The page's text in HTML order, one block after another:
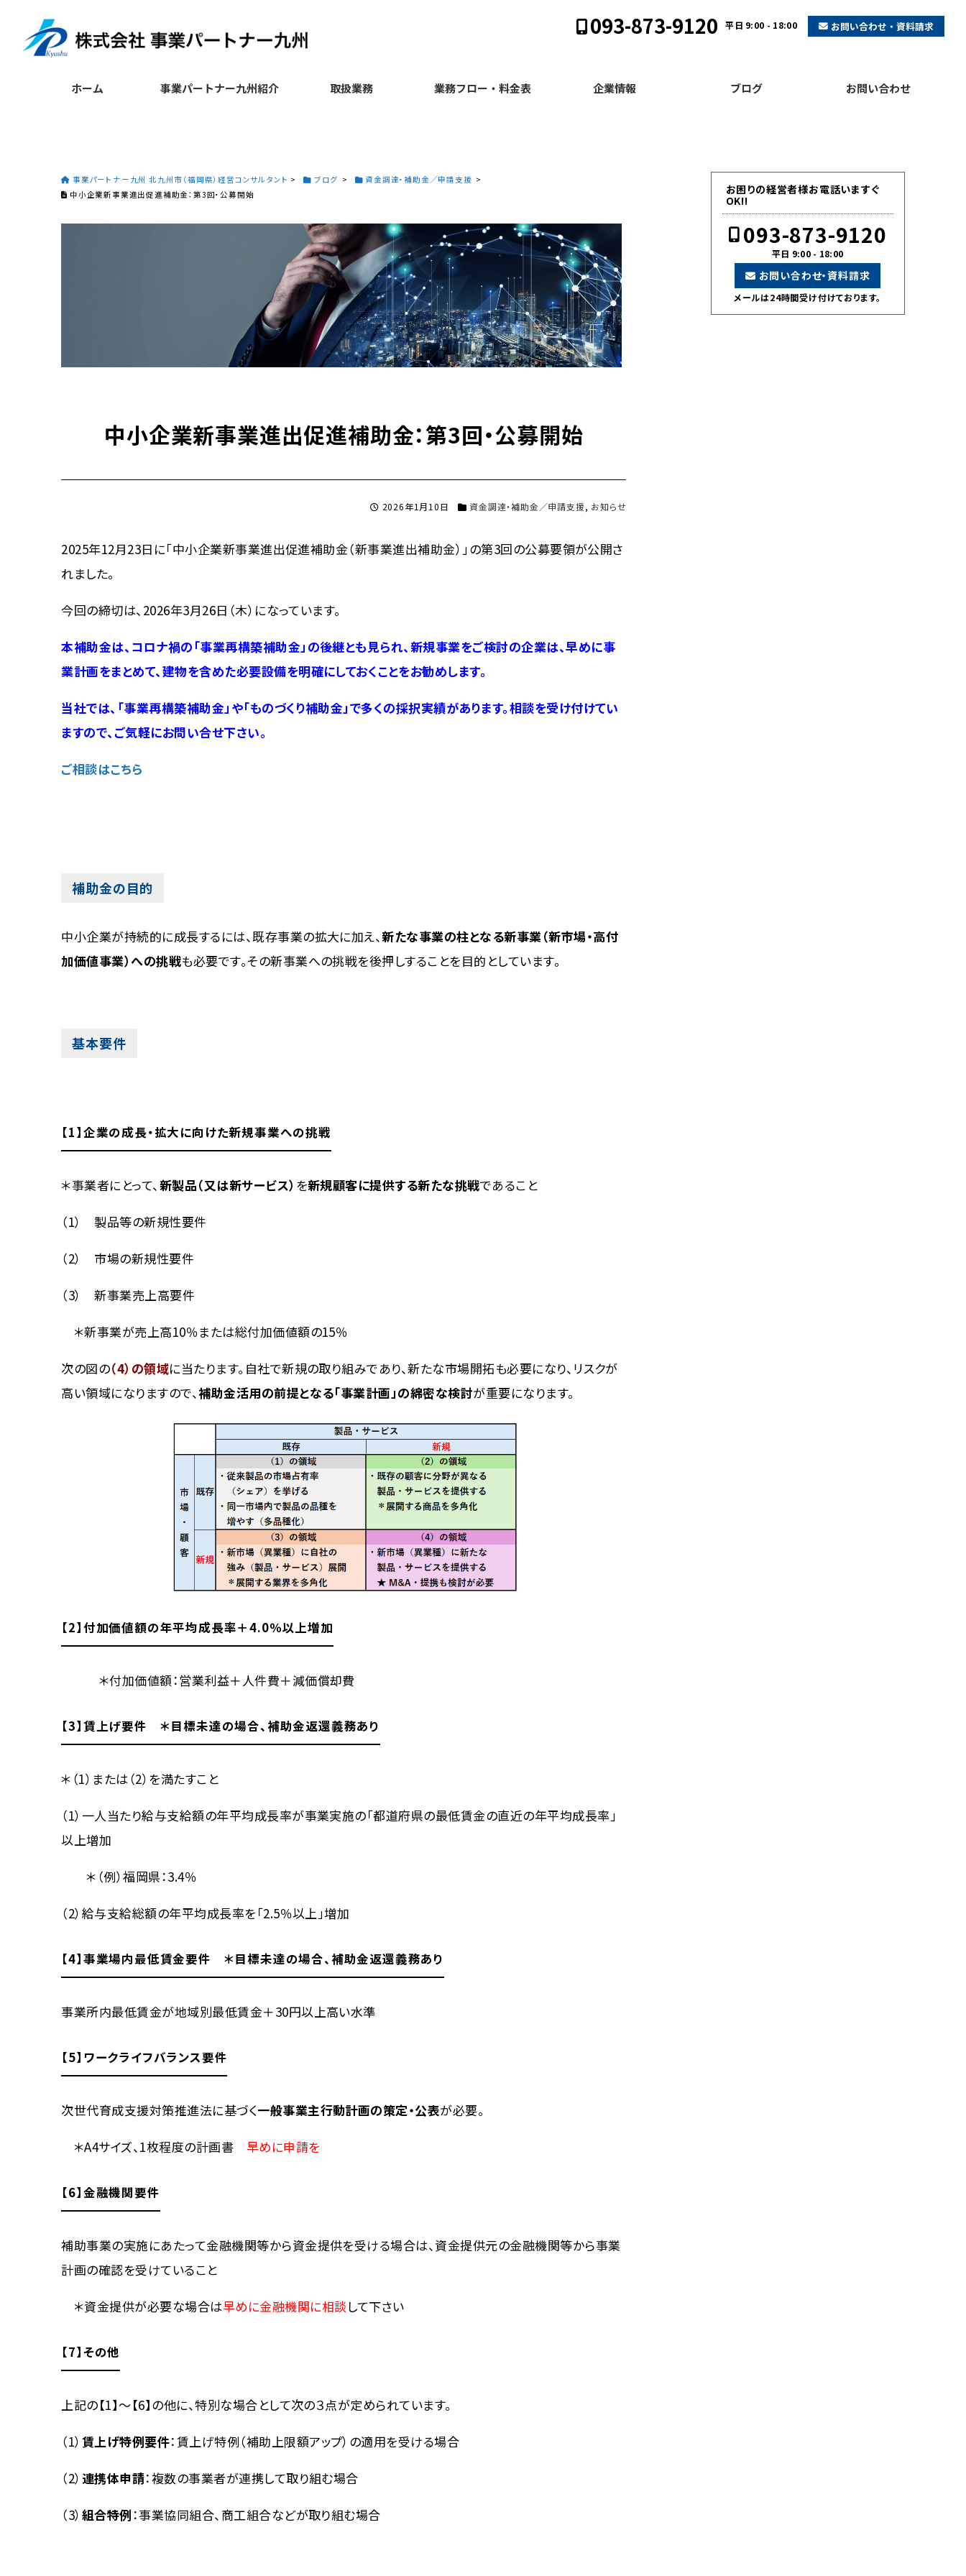
093-873-9120 平日 9:00 - 18:00 お問い合わせ・資料請求
ホーム 事業パートナー九州紹介 取扱業務 業務フロー・料金表 企業情報 ブログ お問い合わせ
事業パートナー九州 北九州市（福岡県）経営コンサルタント > ブログ > 資金調達・補助金／申請支援 >
中小企業新事業進出促進補助金：第3回・公募開始
中小企業新事業進出促進補助金：第3回・公募開始
2026年1月10日 資金調達・補助金／申請支援, お知らせ
2025年12月23日に「中小企業新事業進出促進補助金（新事業進出補助金）」の第3回の公募要領が公開さ
れました。
今回の締切は、2026年3月26日（木）になっています。
本補助金は、コロナ禍の「事業再構築補助金」の後継とも見られ、新規事業をご検討の企業は、早めに事
業計画をまとめて、建物を含めた必要設備を明確にしておくことをお勧めします。
当社では、「事業再構築補助金」や「ものづくり補助金」で多くの採択実績があります。相談を受け付けてい
ますので、ご気軽にお問い合せ下さい。
ご相談はこちら
補助金の目的
中小企業が持続的に成長するには、既存事業の拡大に加え、新たな事業の柱となる新事業（新市場・高付
加価値事業）への挑戦も必要です。その新事業への挑戦を後押しすることを目的としています。
基本要件
【1】企業の成長・拡大に向けた新規事業への挑戦
＊事業者にとって、 新製品（又は新サービス） を新規顧客に提供する新たな挑戦であること
（1） 製品等の新規性要件
（2） 市場の新規性要件
（3） 新事業売上高要件
＊新事業が売上高10％または総付加価値額の15％
次の図の（4）の領域に当たります。自社で新規の取り組みであり、新たな市場開拓も必要になり、リスクが
高い領域になりますので、補助金活用の前提となる「事業計画」の綿密な検討が重要になります。
【2】付加価値額の年平均成長率＋4.0％以上増加
＊付加価値額：営業利益＋人件費＋減価償却費
【3】賃上げ要件 ＊目標未達の場合、補助金返還義務あり
＊（1）または（2）を満たすこと
（1）一人当たり給与支給額の年平均成長率が事業実施の「都道府県の最低賃金の直近の年平均成長率」
以上増加
＊（例）福岡県：3.4％
（2）給与支給総額の年平均成長率を「2.5％以上」増加
【4】事業場内最低賃金要件 ＊目標未達の場合、補助金返還義務あり
事業所内最低賃金が地域別最低賃金＋30円以上高い水準
【5】ワークライフバランス要件
次世代育成支援対策推進法に基づく一般事業主行動計画の策定・公表が必要。
＊A4サイズ、1枚程度の計画書 早めに申請を
【6】金融機関要件
補助事業の実施にあたって金融機関等から資金提供を受ける場合は、資金提供元の金融機関等から事業
計画の確認を受けていること
＊資金提供が必要な場合は早めに金融機関に相談 して下さい
【7】その他
上記の【1】～【6】の他に、特別な場合として次の３点が定められています。
（1） 賃上げ特例要件：賃上げ特例（補助上限額アップ）の適用を受ける場合
（2） 連携体申請：複数の事業者が連携して取り組む場合
（3） 組合特例 ：事業協同組合、商工組合などが取り組む場合
お困りの経営者様お電話いますぐ
OK!!
093-873-9120
平日 9:00 - 18:00
お問い合わせ・資料請求
メールは24時間受け付けております。